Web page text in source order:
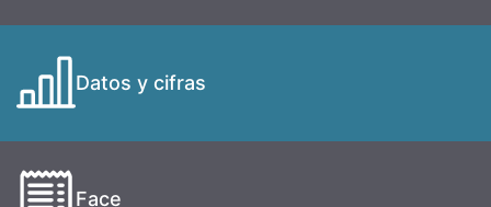
Datos y cifras
Face